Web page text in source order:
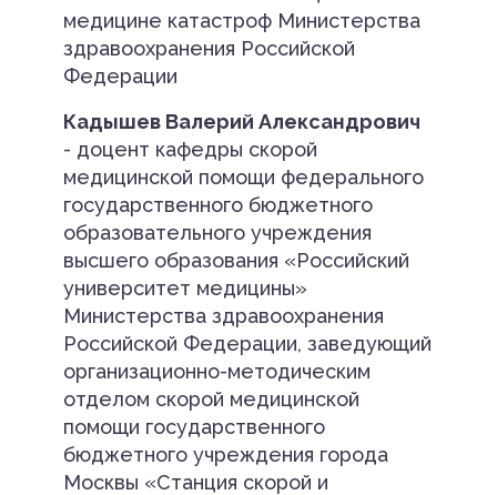
медицине катастроф Министерства
здравоохранения Российской
Федерации
Кадышев Валерий Александрович
- доцент кафедры скорой
медицинской помощи федерального
государственного бюджетного
образовательного учреждения
высшего образования «Российский
университет медицины»
Министерства здравоохранения
Российской Федерации, заведующий
организационно-методическим
отделом скорой медицинской
помощи государственного
бюджетного учреждения города
Москвы «Станция скорой и